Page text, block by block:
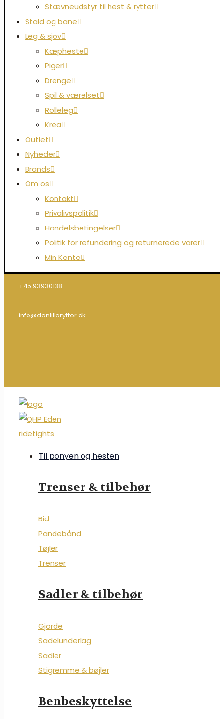
Stævneudstyr til hest & rytter
Stald og bane
Leg & sjov
Kæpheste
Piger
Drenge
Spil & værelset
Rolleleg
Krea
Outlet
Nyheder
Brands
Om os
Kontakt
Privalivspolitik
Handelsbetingelser
Politik for refundering og returnerede varer
Min Konto
+45 93930138
info@denlillerytter.dk
Til ponyen og hesten
Trenser & tilbehør
Bid
Pandebånd
Tøjler
Trenser
Sadler & tilbehør
Gjorde
Sadelunderlag
Sadler
Stigremme & bøjler
Benbeskyttelse